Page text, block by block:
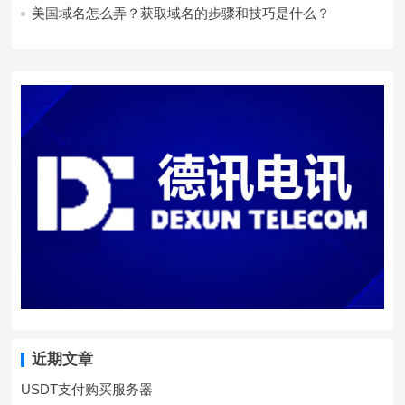
美国域名怎么弄？获取域名的步骤和技巧是什么？
近期文章
USDT支付购买服务器